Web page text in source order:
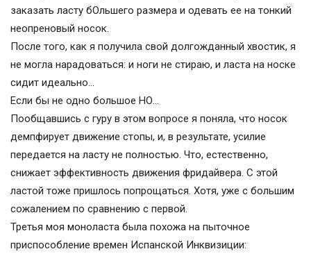
заказать ласту бОльшего размера и одевать ее на тонкий
неопреновый носок.
После того, как я получила свой долгожданный хвостик, я
не могла нарадоваться: и ноги не стираю, и ласта на носке
сидит идеально…
Если бы не одно большое НО…
Пообщавшись с гуру в этом вопросе я поняла, что носок
демпфирует движение стопы, и, в результате, усилие
передается на ласту не полностью. Что, естественно,
снижает эффективность движения фридайвера. С этой
ластой тоже пришлось попрощаться. Хотя, уже с большим
сожалением по сравнению с первой.
Третья моя моноласта была похожа на пыточное
приспособление времен Испанской Инквизиции: